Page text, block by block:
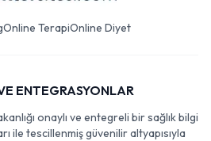
Online TerapiOnline Diyet
ENTEGRASYONLAR
onaylı ve entegreli bir sağlık bilgi
ile tescillenmiş güvenilir altyapısıyla